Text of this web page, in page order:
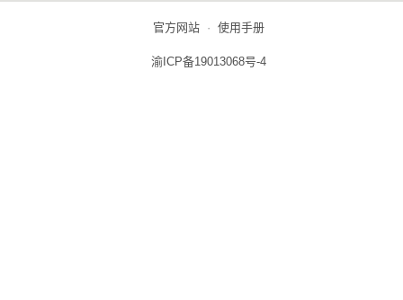
官方网站 · 使用手册
渝ICP备19013068号-4